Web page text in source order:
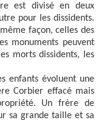
est divisé en deux
pour les dissidents.
façon, celles des
monuments peuvent
morts dissidents, les
enfants évoluent une
Corbier effacé mais
Un frère de
sa grande taille et sa